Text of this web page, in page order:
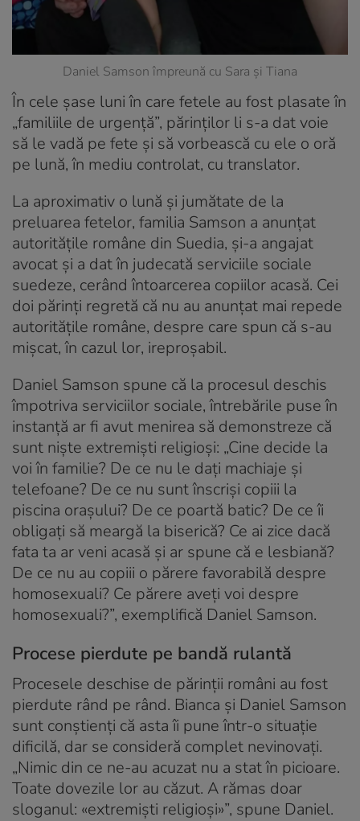
Daniel Samson împreună cu Sara și Tiana
În cele șase luni în care fetele au fost plasate în
„familiile de urgență”, părinților li s-a dat voie
să le vadă pe fete și să vorbească cu ele o oră
pe lună, în mediu controlat, cu translator.
La aproximativ o lună și jumătate de la
preluarea fetelor, familia Samson a anunțat
autoritățile române din Suedia, și-a angajat
avocat și a dat în judecată serviciile sociale
suedeze, cerând întoarcerea copiilor acasă. Cei
doi părinți regretă că nu au anunțat mai repede
autoritățile române, despre care spun că s-au
mișcat, în cazul lor, ireproșabil.
Daniel Samson spune că la procesul deschis
împotriva serviciilor sociale, întrebările puse în
instanță ar fi avut menirea să demonstreze că
sunt niște extremiști religioși: „Cine decide la
voi în familie? De ce nu le dați machiaje și
telefoane? De ce nu sunt înscriși copiii la
piscina orașului? De ce poartă batic? De ce îi
obligați să meargă la biserică? Ce ai zice dacă
fata ta ar veni acasă și ar spune că e lesbiană?
De ce nu au copiii o părere favorabilă despre
homosexuali? Ce părere aveți voi despre
homosexuali?”, exemplifică Daniel Samson.
Procese pierdute pe bandă rulantă
Procesele deschise de părinții români au fost
pierdute rând pe rând. Bianca și Daniel Samson
sunt conștienți că asta îi pune într-o situație
dificilă, dar se consideră complet nevinovați.
„Nimic din ce ne-au acuzat nu a stat în picioare.
Toate dovezile lor au căzut. A rămas doar
sloganul: «extremiști religioși»”, spune Daniel.